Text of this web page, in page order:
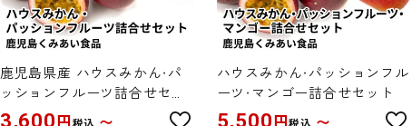
鹿児島県産 ハウスみかん・パ
ッションフルーツ詰合せセッ
ト
3,600 円 〜
ハウスみかん・パッションフル
ーツ・マンゴー詰合せセット
5,500 円 〜